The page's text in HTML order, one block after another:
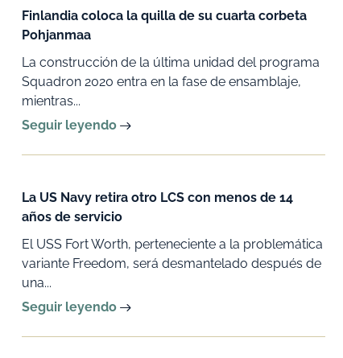
Finlandia coloca la quilla de su cuarta corbeta
Pohjanmaa
La construcción de la última unidad del programa
Squadron 2020 entra en la fase de ensamblaje,
mientras...
Seguir leyendo
La US Navy retira otro LCS con menos de 14
años de servicio
El USS Fort Worth, perteneciente a la problemática
variante Freedom, será desmantelado después de
una...
Seguir leyendo